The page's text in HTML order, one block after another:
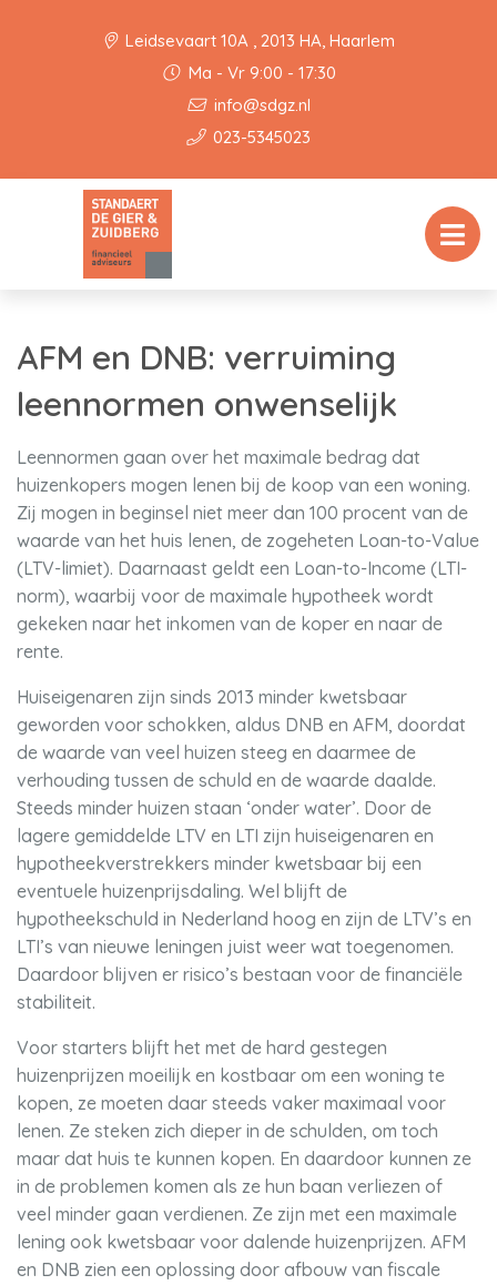
Leidsevaart 10A , 2013 HA, Haarlem
Ma - Vr 9:00 - 17:30
info@sdgz.nl
023-5345023
AFM en DNB: verruiming
leennormen onwenselijk
Leennormen gaan over het maximale bedrag dat
huizenkopers mogen lenen bij de koop van een woning.
Zij mogen in beginsel niet meer dan 100 procent van de
waarde van het huis lenen, de zogeheten Loan-to-Value
(LTV-limiet). Daarnaast geldt een Loan-to-Income (LTI-
norm), waarbij voor de maximale hypotheek wordt
gekeken naar het inkomen van de koper en naar de
rente.
Huiseigenaren zijn sinds 2013 minder kwetsbaar
geworden voor schokken, aldus DNB en AFM, doordat
de waarde van veel huizen steeg en daarmee de
verhouding tussen de schuld en de waarde daalde.
Steeds minder huizen staan ‘onder water’. Door de
lagere gemiddelde LTV en LTI zijn huiseigenaren en
hypotheekverstrekkers minder kwetsbaar bij een
eventuele huizenprijsdaling. Wel blijft de
hypotheekschuld in Nederland hoog en zijn de LTV’s en
LTI’s van nieuwe leningen juist weer wat toegenomen.
Daardoor blijven er risico’s bestaan voor de financiële
stabiliteit.
Voor starters blijft het met de hard gestegen
huizenprijzen moeilijk en kostbaar om een woning te
kopen, ze moeten daar steeds vaker maximaal voor
lenen. Ze steken zich dieper in de schulden, om toch
maar dat huis te kunnen kopen. En daardoor kunnen ze
in de problemen komen als ze hun baan verliezen of
veel minder gaan verdienen. Ze zijn met een maximale
lening ook kwetsbaar voor dalende huizenprijzen. AFM
en DNB zien een oplossing door afbouw van fiscale